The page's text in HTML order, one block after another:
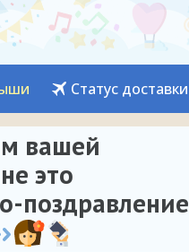
Статус доставки
вашей
это
поздравление